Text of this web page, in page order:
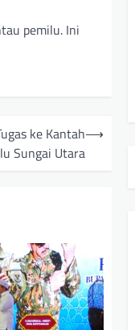
pemilu. Ini
ke Kantah
Sungai Utara
⟶